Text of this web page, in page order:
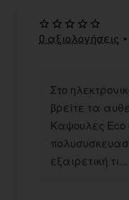
Στο
βρείτε τα
Καψουλες Eco
εξαιρετική τι...
0 αξιολογήσεις •